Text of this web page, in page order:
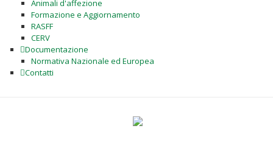
Animali d'affezione
Formazione e Aggiornamento
RASFF
CERV
Documentazione
Normativa Nazionale ed Europea
Contatti